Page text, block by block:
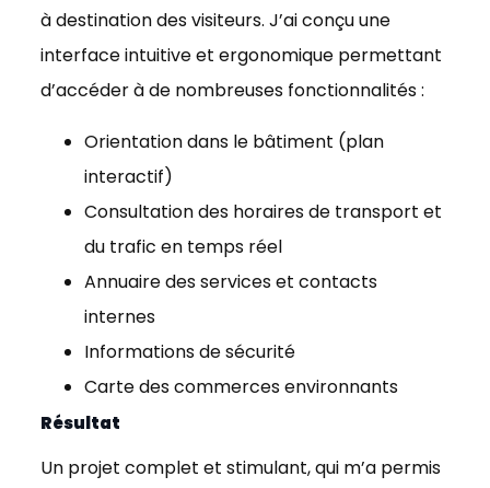
à destination des visiteurs. J’ai conçu une
interface intuitive et ergonomique permettant
d’accéder à de nombreuses fonctionnalités :
Orientation dans le bâtiment (plan
interactif)
Consultation des horaires de transport et
du trafic en temps réel
Annuaire des services et contacts
internes
Informations de sécurité
Carte des commerces environnants
Résultat
Un projet complet et stimulant, qui m’a permis